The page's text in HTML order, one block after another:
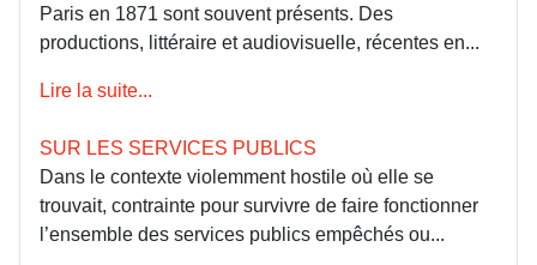
Paris en 1871 sont souvent présents. Des
productions, littéraire et audiovisuelle, récentes en...
Lire la suite...
SUR LES SERVICES PUBLICS
Dans le contexte violemment hostile où elle se
trouvait, contrainte pour survivre de faire fonctionner
l’ensemble des services publics empêchés ou...